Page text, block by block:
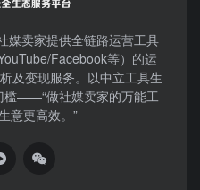
媒卖家提供全链路运营工具
Facebook等）​的运
及变现服务。以中立工具生
槛——“做社媒卖家的万能工
意更高效。”